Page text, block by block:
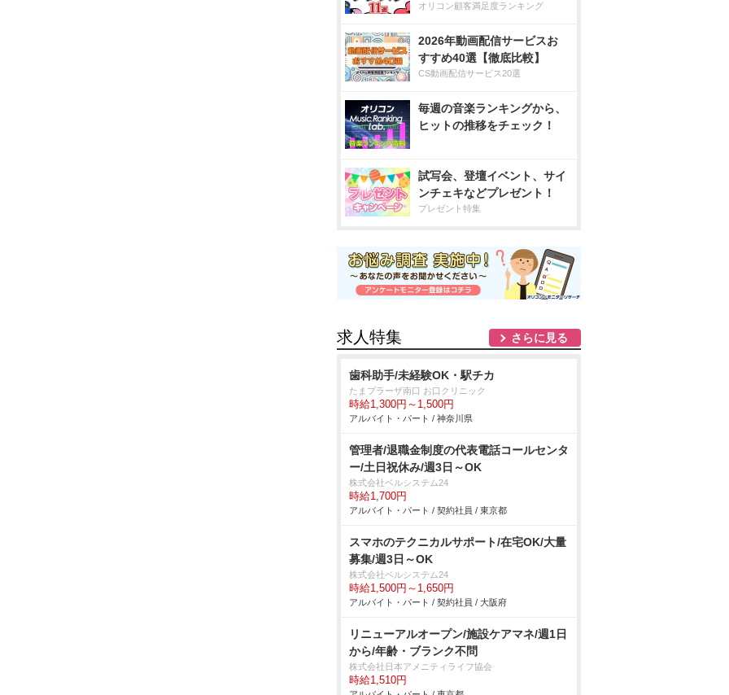
オリコン顧客満足度ランキング
2026年動画配信サービスお
すすめ40選【徹底比較】
CS動画配信サービス20選
毎週の音楽ランキングから、
ヒットの推移をチェック！
試写会、登壇イベント、サイ
ンチェキなどプレゼント！
プレゼント特集
求人特集 さらに見る
歯科助手/未経験OK・駅チカ
たまプラーザ南口 お口クリニック
時給1,300円～1,500円
アルバイト・パート / 神奈川県
管理者/退職金制度の代表電話コールセンタ
ー/土日祝休み/週3日～OK
株式会社ベルシステム24
時給1,700円
アルバイト・パート / 契約社員 / 東京都
スマホのテクニカルサポート/在宅OK/大量
募集/週3日～OK
株式会社ベルシステム24
時給1,500円～1,650円
アルバイト・パート / 契約社員 / 大阪府
リニューアルオープン/施設ケアマネ/週1日
から/年齢・ブランク不問
株式会社日本アメニティライフ協会
時給1,510円